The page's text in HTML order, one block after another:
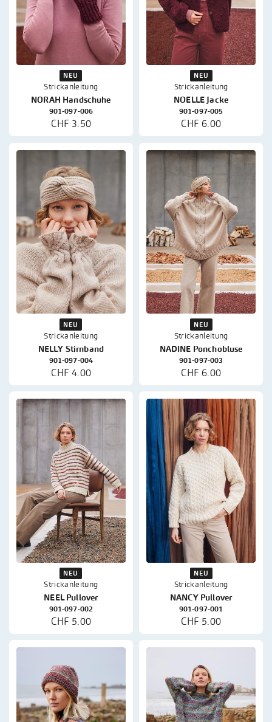
NEU
Strickanleitung
NORAH Handschuhe
901-097-006
CHF 3.50
NEU
Strickanleitung
NOELLE Jacke
901-097-005
CHF 6.00
NEU
Strickanleitung
NELLY Stirnband
901-097-004
CHF 4.00
NEU
Strickanleitung
NADINE Ponchobluse
901-097-003
CHF 6.00
NEU
Strickanleitung
NEEL Pullover
901-097-002
CHF 5.00
NEU
Strickanleitung
NANCY Pullover
901-097-001
CHF 5.00